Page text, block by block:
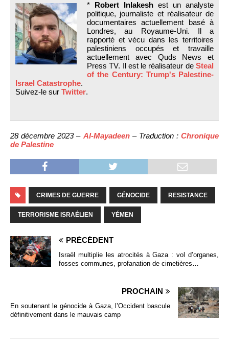
* Robert Inlakesh est un analyste
politique, journaliste et réalisateur de
documentaires actuellement basé à
Londres, au Royaume-Uni. Il a
rapporté et vécu dans les territoires
palestiniens occupés et travaille
actuellement avec Quds News et
Press TV. Il est le réalisateur de Steal
of the Century: Trump's Palestine-
Israel Catastrophe.
Suivez-le sur Twitter.
28 décembre 2023 – Al-Mayadeen– Traduction : Chronique
de Palestine
CRIMES DE GUERRE GÉNOCIDE RESISTANCE
TERRORISME ISRAÉLIEN YÉMEN
PRÉCÉDENT
Israël multiplie les atrocités à Gaza : vol d’organes,
fosses communes, profanation de cimetières…
PROCHAIN
En soutenant le génocide à Gaza, l’Occident bascule
définitivement dans le mauvais camp